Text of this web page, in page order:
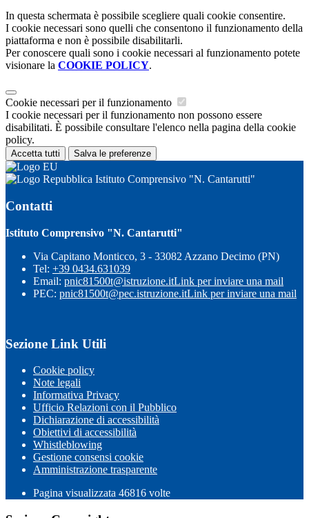
In questa schermata è possibile scegliere quali cookie consentire.
I cookie necessari sono quelli che consentono il funzionamento della
piattaforma e non è possibile disabilitarli.
Per conoscere quali sono i cookie necessari al funzionamento potete
visionare la COOKIE POLICY.
Cookie necessari per il funzionamento
I cookie necessari per il funzionamento non possono essere
disabilitati. È possibile consultare l'elenco nella pagina della cookie
policy.
Accetta tutti Salva le preferenze
Istituto Comprensivo "N. Cantarutti"
Contatti
Istituto Comprensivo "N. Cantarutti"
Via Capitano Monticco, 3 - 33082 Azzano Decimo (PN)
Tel: +39 0434.631039
Email: pnic81500t@istruzione.itLink per inviare una mail
PEC: pnic81500t@pec.istruzione.itLink per inviare una mail
Sezione Link Utili
Cookie policy
Note legali
Informativa Privacy
Ufficio Relazioni con il Pubblico
Dichiarazione di accessibilità
Obiettivi di accessibilità
Whistleblowing
Gestione consensi cookie
Amministrazione trasparente
Pagina visualizzata 46816 volte